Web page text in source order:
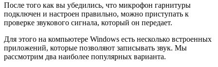
После того как вы убедились, что микрофон гарнитуры
подключен и настроен правильно, можно приступать к
проверке звукового сигнала, который он передает.
Для этого на компьютере Windows есть несколько встроенных
приложений, которые позволяют записывать звук. Мы
рассмотрим два наиболее популярных варианта.